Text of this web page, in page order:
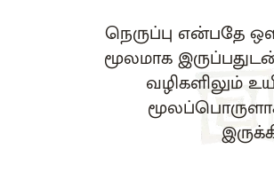
நெருப்பு என்பதே
மூலமாக
வழிகளிலும்